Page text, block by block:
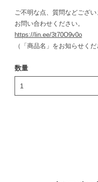
ご不明な点、質問などござ
お問い合わせください。
https://lin.ee/3t70O9v0o
（「商品名」をお知らせくだ
数量